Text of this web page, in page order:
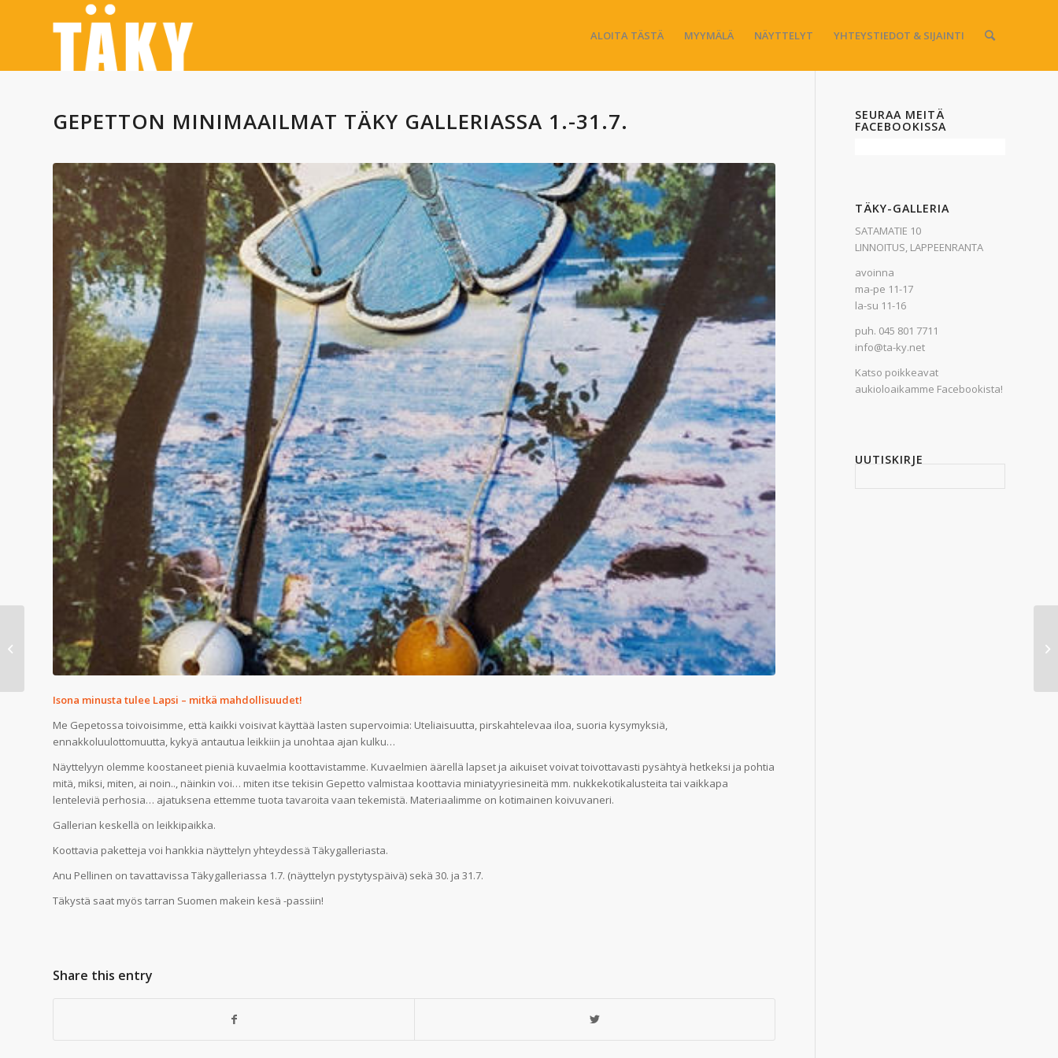
ALOITA TÄSTÄ MYYMÄLÄ NÄYTTELYT YHTEYSTIEDOT & SIJAINTI
GEPETTON MINIMAAILMAT TÄKY GALLERIASSA 1.-31.7.
Isona minusta tulee Lapsi – mitkä mahdollisuudet!
Me Gepetossa toivoisimme, että kaikki voisivat käyttää lasten supervoimia: Uteliaisuutta, pirskahtelevaa iloa, suoria kysymyksiä,
ennakkoluulottomuutta, kykyä antautua leikkiin ja unohtaa ajan kulku…
Näyttelyyn olemme koostaneet pieniä kuvaelmia koottavistamme. Kuvaelmien äärellä lapset ja aikuiset voivat toivottavasti pysähtyä hetkeksi ja pohtia
mitä, miksi, miten, ai noin.., näinkin voi… miten itse tekisin Gepetto valmistaa koottavia miniatyyriesineitä mm. nukkekotikalusteita tai vaikkapa
lenteleviä perhosia… ajatuksena ettemme tuota tavaroita vaan tekemistä. Materiaalimme on kotimainen koivuvaneri.
Gallerian keskellä on leikkipaikka.
Koottavia paketteja voi hankkia näyttelyn yhteydessä Täkygalleriasta.
Anu Pellinen on tavattavissa Täkygalleriassa 1.7. (näyttelyn pystytyspäivä) sekä 30. ja 31.7.
Täkystä saat myös tarran Suomen makein kesä -passiin!
Share this entry
SEURAA MEITÄ
FACEBOOKISSA
TÄKY-GALLERIA
SATAMATIE 10
LINNOITUS, LAPPEENRANTA
avoinna
ma-pe 11-17
la-su 11-16
puh. 045 801 7711
info@ta-ky.net
Katso poikkeavat
aukioloaikamme Facebookista!
UUTISKIRJE
Kesäkuu:
korutaideyhdistys
4.-30.6.2024